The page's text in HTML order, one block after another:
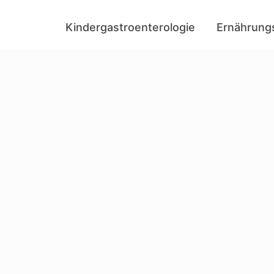
Kindergastroenterologie